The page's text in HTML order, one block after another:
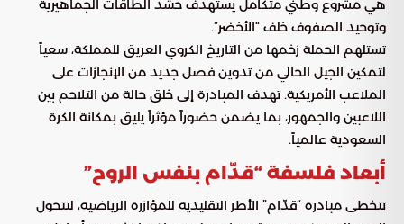
هي مشروع وطني متكامل يستهدف حشد الطاقات الجماهيرية
وتوحيد الصفوف خلف “الأخضر”.
تستلهم الحملة زخمها من التاريخ الكروي العريق للمملكة، سعياً
لتمكين الجيل الحالي من تدوين فصل جديد من الإنجازات على
الملاعب الأمريكية. تهدف المبادرة إلى خلق حالة من التلاحم بين
اللاعبين والجمهور، بما يضمن حضوراً مؤثراً يليق بمكانة الكرة
السعودية عالمياً.
أبعاد فلسفة “قدّام بنفس الروح”
تتخطى مبادرة “قدّام” الأطر التقليدية للمؤازرة الرياضية، لتتحول